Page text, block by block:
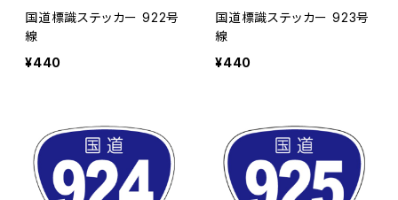
国道標識ステッカー 922号
線
¥440
国道標識ステッカー 923号
線
¥440